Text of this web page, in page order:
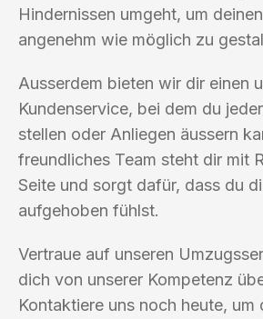
Hindernissen umgeht, um
angenehm wie möglich zu
Ausserdem bieten wir dir einen
Kundenservice, bei dem du
stellen oder Anliegen äussern
freundliches Team steht dir mit
Seite und sorgt dafür, dass du
aufgehoben fühlst.
Vertraue auf unseren
dich von unserer Kompetenz
Kontaktiere uns noch heute, um